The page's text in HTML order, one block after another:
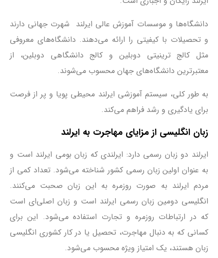
دانشگاه‌ها و موسسات آموزش عالی ایرلند شهرت جهانی دارند
و تحصیلات با کیفیتی را ارائه می‌دهند. دانشگاه‌های معروفی
مثل کالج ترینیتی دوبلین و کالج دانشگاهی دوبلین، از
معتبرترین دانشگاه‌های جهان محسوب می‌شوند.
به طور کلی، سیستم آموزشی ایرلند محیطی پویا و پر از فرصت
برای یادگیری و رشد فراهم می‌کند.
زبان انگلیسی از مزایای مهاجرت به ایرلند
ایرلند دو زبان رسمی دارد: ایرلندی که زبان بومی ایرلند است و
به عنوان اولین زبان رسمی کشور شناخته می‌شود. تعداد کمی از
مردم ایرلند به صورت روزمره به این زبان صحبت می‌کنند.
انگلیسی دومین زبان رسمی ایرلند است و زبان اصلی‌ای است
که در ارتباطات روزمره و تجارت استفاده می‌شود. این برای
کسانی که به دنبال مهاجرت، تحصیل یا در کار کشوری انگلیسی
زبان هستند، یک امتیاز ویژه محسوب می‌شود.